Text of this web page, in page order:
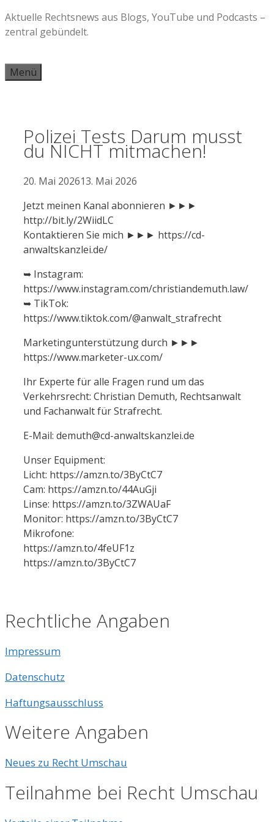
Zum
Inhalt
Aktuelle Rechtsnews aus Blogs, YouTube und Podcasts –
zentral gebündelt.
Menü
Polizei Tests Darum musst
du NICHT mitmachen!
20. Mai 202613. Mai 2026
Jetzt meinen Kanal abonnieren ►►►
http://bit.ly/2WiidLC
Kontaktieren Sie mich ►►► https://cd-
anwaltskanzlei.de/
➥ Instagram:
https://www.instagram.com/christiandemuth.law/
➥ TikTok:
https://www.tiktok.com/@anwalt_strafrecht
Marketingunterstützung durch ►►►
https://www.marketer-ux.com/
Ihr Experte für alle Fragen rund um das
Verkehrsrecht: Christian Demuth, Rechtsanwalt
und Fachanwalt für Strafrecht.
E-Mail: demuth@cd-anwaltskanzlei.de
Unser Equipment:
Licht: https://amzn.to/3ByCtC7
Cam: https://amzn.to/44AuGji
Linse: https://amzn.to/3ZWAUaF
Monitor: https://amzn.to/3ByCtC7
Mikrofone:
https://amzn.to/4feUF1z
https://amzn.to/3ByCtC7
Rechtliche Angaben
Impressum
Datenschutz
Haftungsausschluss
Weitere Angaben
Neues zu Recht Umschau
Teilnahme bei Recht Umschau